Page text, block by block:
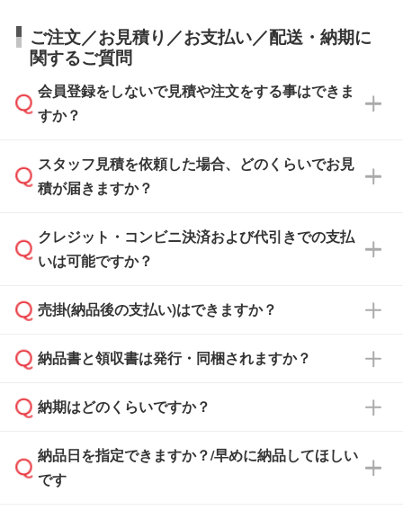
ご注文／お見積り／お支払い／配送・納期に
関するご質問
会員登録をしないで見積や注文をする事はできま
すか？
可能です。見積・注文フォームにて『ゲストの
まま進む』ボタンからお進みのうえ、ご依頼く
スタッフ見積を依頼した場合、どのくらいでお見
積が届きますか？
通常、翌営業日までにお送りしております。混
雑状況によっては、お時間をいただくこともご
依頼いただいた場合は、翌営業日以降のご連絡
クレジット・コンビニ決済および代引きでの支払
いは可能ですか？
銀行振込のみのご対応となります。
売掛(納品後の支払い)はできますか？
基本的には先入金をお願いしておりますが、自
どの場合は、月末締め翌月末払いに対応可能で
また、卒業・卒園記念品で対策委員会や個人様
納品書と領収書は発行・同梱されますか？
納品書・領収書は ご依頼をいただいた場合の
ず、通常はPDFデータをメール添付でお送りし
ます。
納期はどのくらいですか？
・印刷する場合(500個程度)
ご入金、イメージ画像の校了から約2週間～2
納品日を指定できますか？/早めに納品してほしい
です